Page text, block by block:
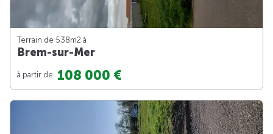
Terrain de 538m2 à
Brem-sur-Mer
à partir de 108 000 €